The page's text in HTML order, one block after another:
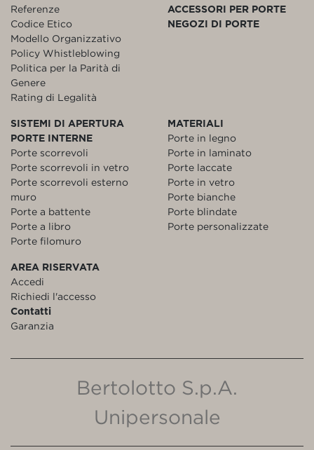
Referenze
Codice Etico
Modello Organizzativo
Policy Whistleblowing
Politica per la Parità di
Genere
Rating di Legalità
ACCESSORI PER PORTE
NEGOZI DI PORTE
SISTEMI DI APERTURA
PORTE INTERNE
Porte scorrevoli
Porte scorrevoli in vetro
Porte scorrevoli esterno
muro
Porte a battente
Porte a libro
Porte filomuro
MATERIALI
Porte in legno
Porte in laminato
Porte laccate
Porte in vetro
Porte bianche
Porte blindate
Porte personalizzate
AREA RISERVATA
Accedi
Richiedi l'accesso
Contatti
Garanzia
Bertolotto S.p.A.
Unipersonale